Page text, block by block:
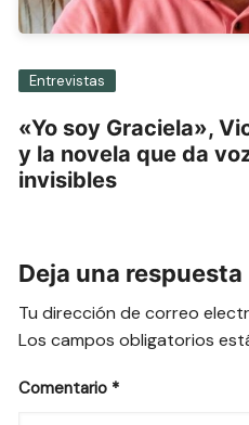
Entrevistas
«Yo soy Graciela»,
y la novela que da
invisibles
Deja una respuesta
Tu dirección de correo
Los campos obligatorios
Comentario *